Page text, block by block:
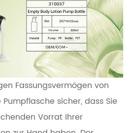
Fassungsvermögen von
sicher, dass Sie
Vorrat Ihrer